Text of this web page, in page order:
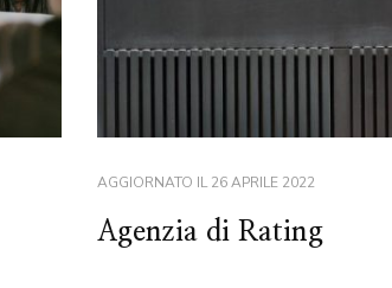
AGGIORNATO IL26 APRILE 2022
Agenzia di Rating